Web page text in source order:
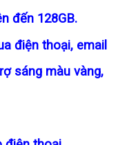
đến 128GB.
điện thoại, email
sáng màu vàng,